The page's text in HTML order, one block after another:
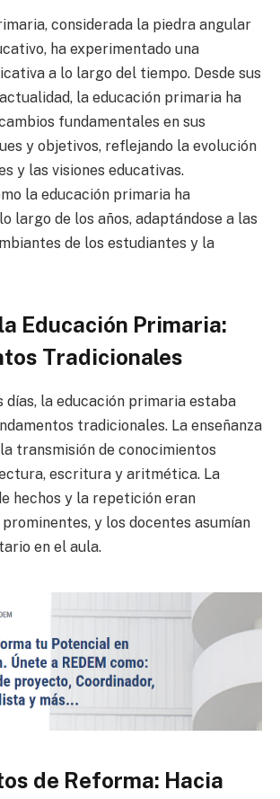
considerada la piedra angular
ha experimentado una
a lo largo del tiempo. Desde sus
la educación primaria ha
fundamentales en sus
y objetivos, reflejando la evolución
y las visiones educativas.
la educación primaria ha
largo de los años, adaptándose a las
de los estudiantes y la
Educación Primaria:
Tradicionales
días, la educación primaria estaba
tradicionales. La enseñanza
transmisión de conocimientos
escritura y aritmética. La
hechos y la repetición eran
y los docentes asumían
en el aula.
de Reforma: Hacia